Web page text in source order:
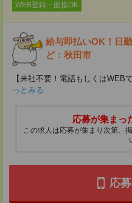
WEB登録・面接OK
給与即払いOK！日
ど：秋田市
【来社不要！電話もしくはWEB
っとみる
応募が集まっ
この求人は応募が集まり次第、
応